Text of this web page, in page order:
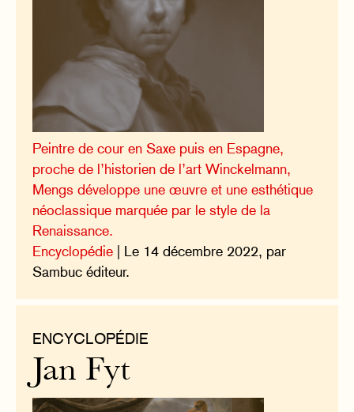
Peintre de cour en Saxe puis en Espagne,
proche de l’historien de l’art Winckelmann,
Mengs développe une œuvre et une esthétique
néoclassique marquée par le style de la
Renaissance.
Encyclopédie | Le 14 décembre 2022, par
Sambuc éditeur.
ENCYCLOPÉDIE
Jan Fyt